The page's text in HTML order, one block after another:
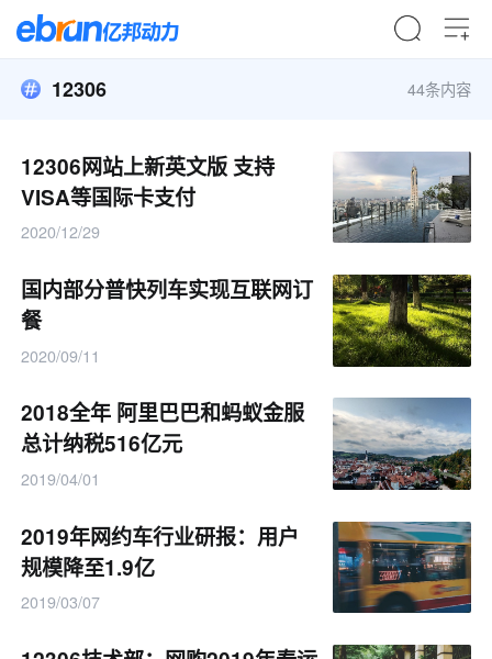
12306 44条内容
12306网站上新英文版 支持
VISA等国际卡支付
2020/12/29
国内部分普快列车实现互联网订
餐
2020/09/11
2018全年 阿里巴巴和蚂蚁金服
总计纳税516亿元
2019/04/01
2019年网约车行业研报：用户
规模降至1.9亿
2019/03/07